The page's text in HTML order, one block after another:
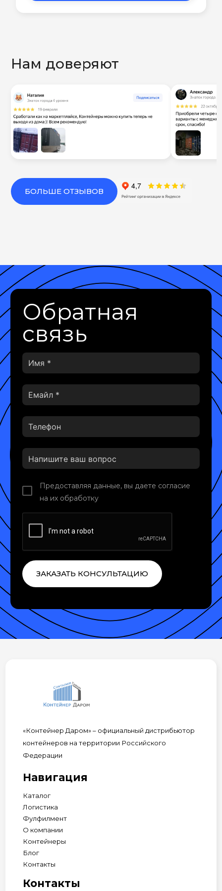
Нам доверяют
БОЛЬШЕ ОТЗЫВОВ
Обратная
связь
Предоставляя данные, вы даете согласие
на их обработку
ЗАКАЗАТЬ КОНСУЛЬТАЦИЮ
«Контейнер Даром» – официальный дистрибьютор
контейнеров на территории Российского
Федерации
Навигация
Каталог
Логистика
Фулфилмент
О компании
Контейнеры
Блог
Контакты
Контакты